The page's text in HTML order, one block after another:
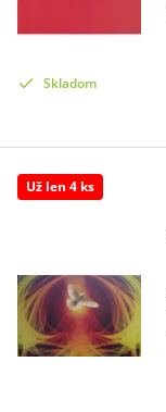
Skladom
Už len 4 ks